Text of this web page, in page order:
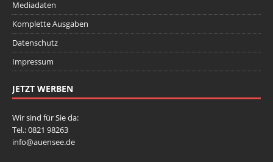
Mediadaten
Komplette Ausgaben
Datenschutz
Impressum
JETZT WERBEN
Wir sind für Sie da:
Tel.: 0821 98263
info@auensee.de